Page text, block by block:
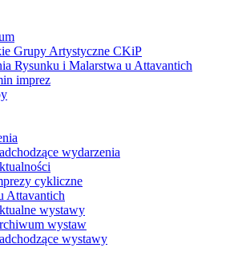
Grupy Artystyczne CKiP
Rysunku i Malarstwa u Attavantich
imprez
wydarzenia
cykliczne
Attavantich
wystawy
wystaw
wystawy